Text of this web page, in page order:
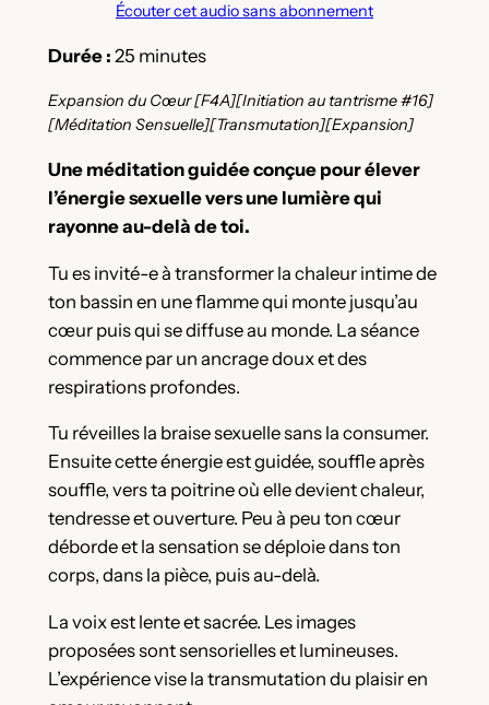
Écouter cet audio sans abonnement
Durée : 25 minutes
Expansion du Cœur[F4A][Initiation au tantrisme #16]
[Méditation Sensuelle][Transmutation][Expansion]
Une méditation guidée conçue pour élever
l’énergie sexuelle vers une lumière qui
rayonne au-delà de toi.
Tu es invité-e à transformer la chaleur intime de
ton bassin en une flamme qui monte jusqu’au
cœur puis qui se diffuse au monde. La séance
commence par un ancrage doux et des
respirations profondes.
Tu réveilles la braise sexuelle sans la consumer.
Ensuite cette énergie est guidée, souffle après
souffle, vers ta poitrine où elle devient chaleur,
tendresse et ouverture. Peu à peu ton cœur
déborde et la sensation se déploie dans ton
corps, dans la pièce, puis au-delà.
La voix est lente et sacrée. Les images
proposées sont sensorielles et lumineuses.
L’expérience vise la transmutation du plaisir en